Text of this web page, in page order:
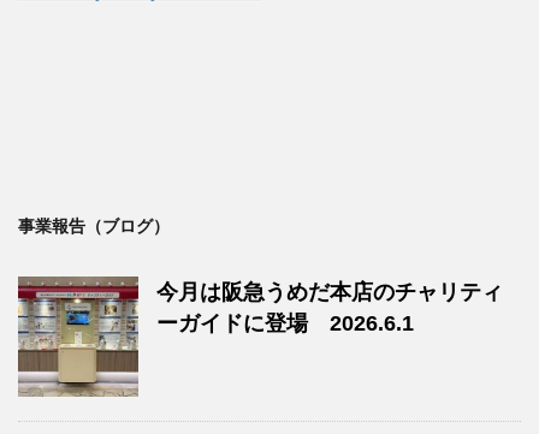
事業報告（ブログ）
今月は阪急うめだ本店のチャリティ
ーガイドに登場 2026.6.1